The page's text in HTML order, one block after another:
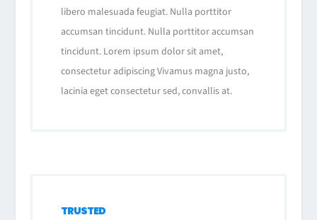
libero malesuada feugiat. Nulla porttitor
accumsan tincidunt. Nulla porttitor accumsan
tincidunt. Lorem ipsum dolor sit amet,
consectetur adipiscing Vivamus magna justo,
lacinia eget consectetur sed, convallis at.
TRUSTED